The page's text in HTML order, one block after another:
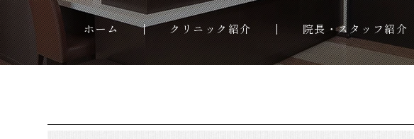
ホーム クリニック紹介 院長・スタッフ紹介